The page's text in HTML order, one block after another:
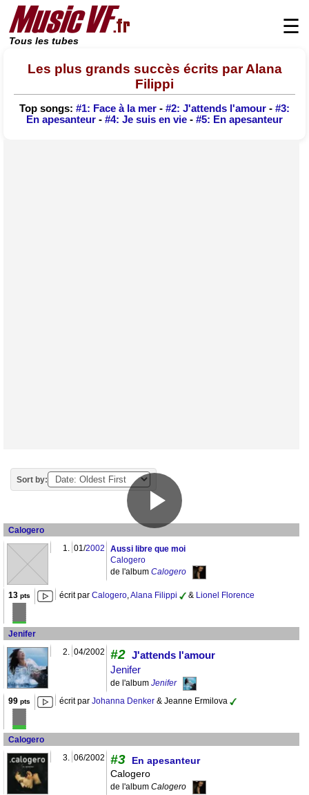
Tous les tubes
☰
Les plus grands succès écrits par Alana
Filippi
Top songs: #1: Face à la mer - #2: J'attends l'amour - #3:
En apesanteur - #4: Je suis en vie - #5: En apesanteur
Sort by:
Calogero
1. 01/2002
Aussi libre que moi
Calogero
de l'album Calogero
13 pts écrit par Calogero,Alana Filippi & Lionel Florence
Jenifer
2. 04/2002 #2 J'attends l'amour
Jenifer
de l'album Jenifer
99 pts écrit par Johanna Denker & Jeanne Ermilova
Calogero
3. 06/2002 #3
En apesanteur
Calogero
de l'album Calogero